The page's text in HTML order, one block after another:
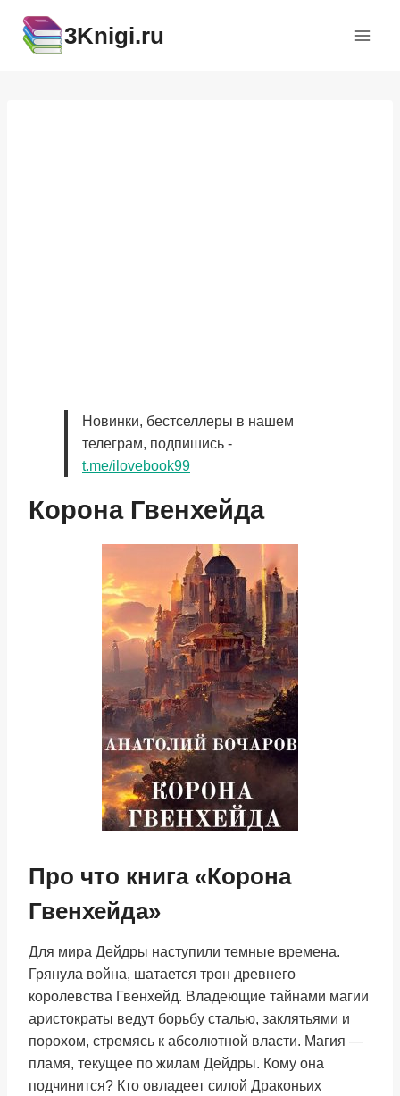
содержимому
3Knigi.ru
Новинки, бестселлеры в нашем
телеграм, подпишись -
t.me/ilovebook99
Корона Гвенхейда
Про что книга «Корона
Гвенхейда»
Для мира Дейдры наступили темные времена.
Грянула война, шатается трон древнего
королевства Гвенхейд. Владеющие тайнами магии
аристократы ведут борьбу сталью, заклятьями и
порохом, стремясь к абсолютной власти. Магия —
пламя, текущее по жилам Дейдры. Кому она
подчинится? Кто овладеет силой Драконьих